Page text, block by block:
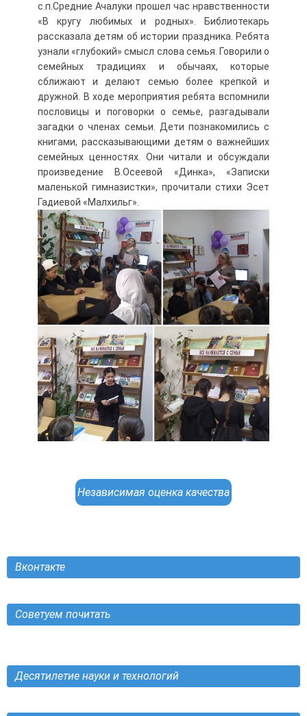
с.п.Средние Ачалуки прошел час нравственности
«В кругу любимых и родных». Библиотекарь
рассказала детям об истории праздника. Ребята
узнали «глубокий» смысл слова семья. Говорили о
семейных традициях и обычаях, которые
сближают и делают семью более крепкой и
дружной. В ходе мероприятия ребята вспомнили
пословицы и поговорки о семье, разгадывали
загадки о членах семьи. Дети познакомились с
книгами, рассказывающими детям о важнейших
семейных ценностях. Они читали и обсуждали
произведение В.Осеевой «Динка», «Записки
маленькой гимназистки», прочитали стихи Эсет
Гадиевой «Малхильг».
Независимая оценка качества
Вконтакте
Советуем почитать
Десятилетие науки и технологий